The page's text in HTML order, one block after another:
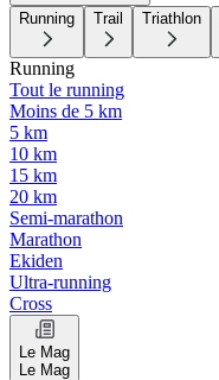
Running Trail Triathlon
Running
Tout le running
Moins de 5 km
5 km
10 km
15 km
20 km
Semi-marathon
Marathon
Ekiden
Ultra-running
Cross
Le Mag
Le Mag